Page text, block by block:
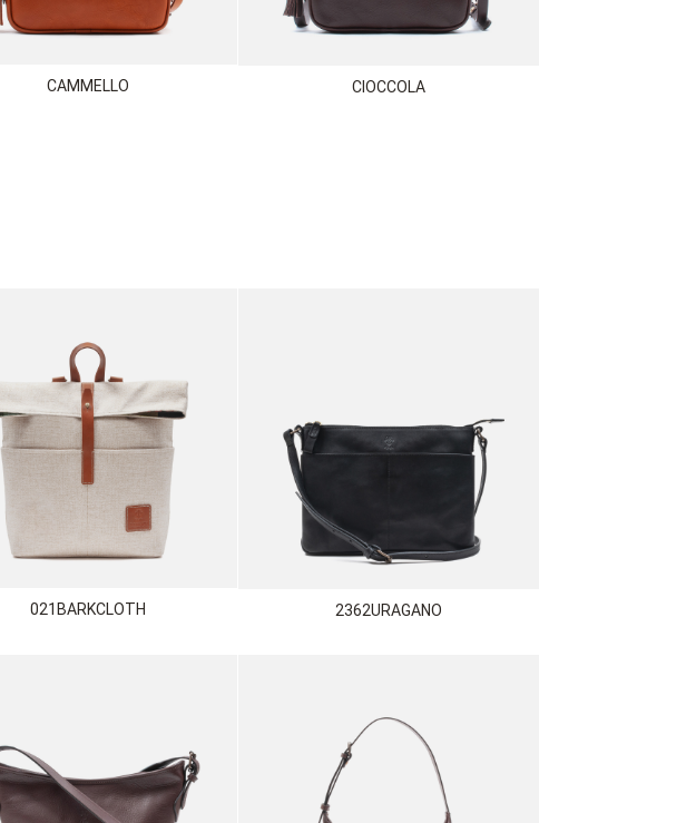
CAMMELLO CIOCCOLA
021BARKCLOTH 2362URAGANO